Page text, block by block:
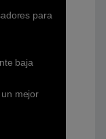
para
baja
un mejor